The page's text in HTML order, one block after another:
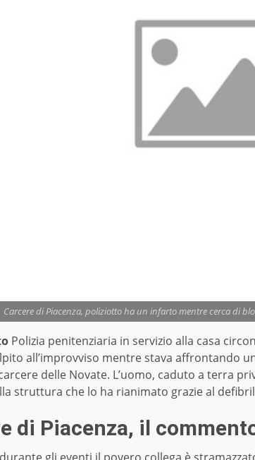
Carcere di Piacenza, poliziotto ha un infarto mentre cerca di
Polizia penitenziaria in servizio alla casa
all’improvviso mentre stava affrontando
delle Novate. L’uomo, caduto a terra
struttura che lo ha rianimato grazie al
di Piacenza, il
gli eventi il povero collega è